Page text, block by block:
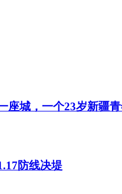
座城，一个23岁新疆
防线决堤